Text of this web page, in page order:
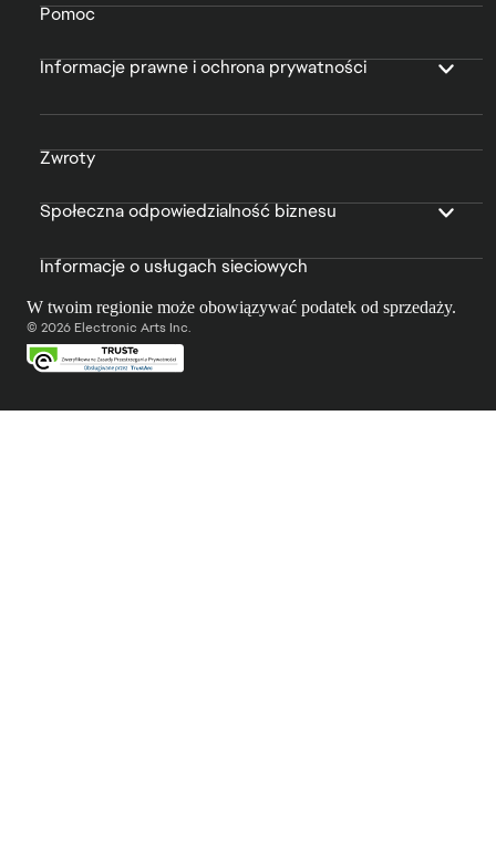
Pomoc
Informacje prawne i ochrona prywatności
Zwroty
Społeczna odpowiedzialność biznesu
Informacje o usługach sieciowych
W twoim regionie może obowiązywać podatek od sprzedaży.
© 2026 Electronic Arts Inc.